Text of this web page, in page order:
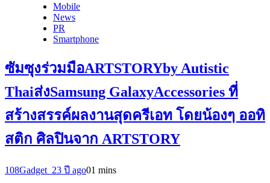
Mobile
News
PR
Smartphone
ซัมซุงร่วมมือARTSTORYby Autistic
Thaiส่งSamsung GalaxyAccessories ที่
สร้างสรรค์ผลงานสุดครีเอท โดยน้องๆ ออทิ
สติก ศิลปินจาก ARTSTORY
108Gadget_23 ปี ago01 mins